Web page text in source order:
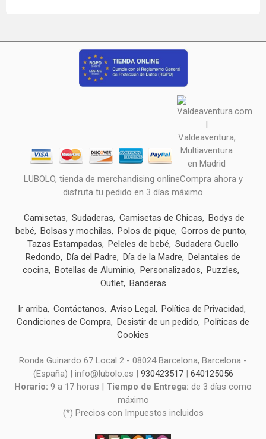
LUBOLO, tienda de merchandising onlineCompra ahora y
disfruta tu pedido en 3 días máximo
Camisetas Sudaderas Camisetas de Chicas
Bodys de
bebé
Bolsas y mochilas Polos de pique
Gorros de punto
Tazas Estampadas
Peleles de bebé
Sudadera Cuello
Redondo
Día del Padre Día de la Madre
Delantales de
cocina Botellas de Aluminio Personalizados
Puzzles
Outlet Banderas
Ir arriba Contáctanos Aviso Legal
Política de Privacidad
Condiciones de Compra Desistir de un pedido
Políticas de
Cookies
Ronda Guinardo 67 Local 2 - 08024 Barcelona, Barcelona -
(España) | info@lubolo.es | 930423517| 640125056
Horario: 9 a 17 horas | Tiempo de Entrega: de 3 días como
máximo
(*) Precios con Impuestos incluidos